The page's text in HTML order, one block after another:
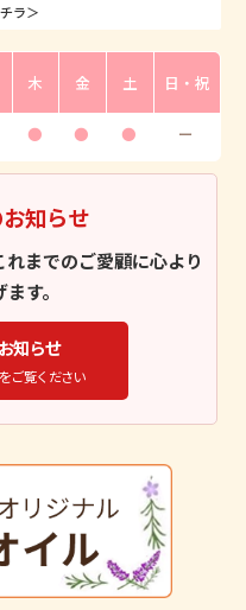
ラ＞
木 金 土 日・祝
● ● ● ー
知らせ
までのご愛顧に心より
す。
知らせ
ご覧ください